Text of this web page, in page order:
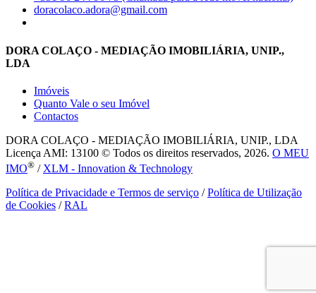
doracolaco.adora@gmail.com
DORA COLAÇO - MEDIAÇÃO IMOBILIÁRIA, UNIP.,
LDA
Imóveis
Quanto Vale o seu Imóvel
Contactos
DORA COLAÇO - MEDIAÇÃO IMOBILIÁRIA, UNIP., LDA
Licença AMI: 13100 © Todos os direitos reservados, 2026. O MEU
IMO® / XLM - Innovation & Technology
Política de Privacidade e Termos de serviço /Política de Utilização
de Cookies /RAL